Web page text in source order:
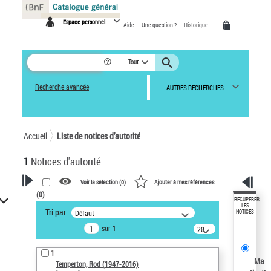
Espace personnel Aide Une question ? Historique
Tout
Recherche avancée AUTRES RECHERCHES
Accueil Liste de notices d’autorité
1 Notices d'autorité
VOTRE RECHERCHE
Recherche avancée dans les
notices d’autorité
Œuvres liées à l'auteur :
Temperton, Rod (1947-2016)
Voir la sélection (0) Ajouter à mes références
(0)
Tri par : Défaut
sur 1
20
résultats/page
1
Temperton, Rod (1947-2016)
RÉCUPÉRER
LES
NOTICES
Ma
Panneau de gestion des cookies